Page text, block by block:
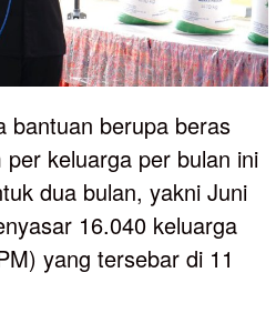
bantuan berupa beras
keluarga per bulan ini
dua bulan, yakni Juni
16.040 keluarga
yang tersebar di 11